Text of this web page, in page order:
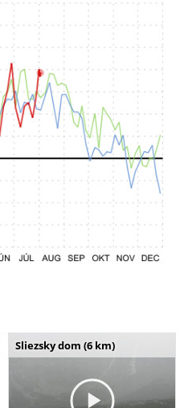
Sliezsky dom (6 km)